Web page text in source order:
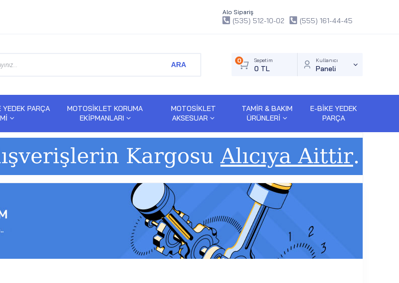
Alo Sipariş
(535) 512-10-02 (555) 161-44-45
ARA
Sepetim
0 TL
0 Kullanıcı
Paneli
YEDEK PARÇA
MOTOSİKLET KORUMA
EKİPMANLARI
MOTOSİKLET
AKSESUAR
TAMİR & BAKIM
ÜRÜNLERİ
E-BİKE YEDEK
PARÇA